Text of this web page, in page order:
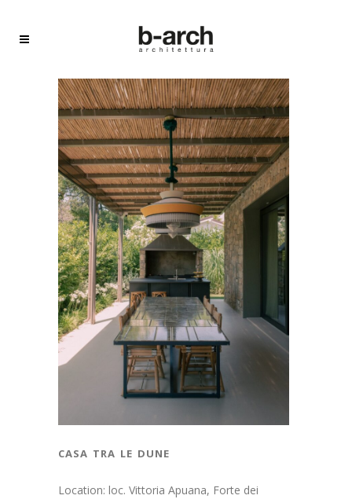
casa tra le dune
Location: loc. Vittoria Apuana, Forte dei